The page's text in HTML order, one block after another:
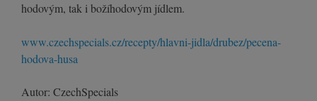
hodovým, tak i božíhodovým jídlem.
www.czechspecials.cz/recepty/hlavni-jidla/drubez/pecena-
hodova-husa
Autor: CzechSpecials